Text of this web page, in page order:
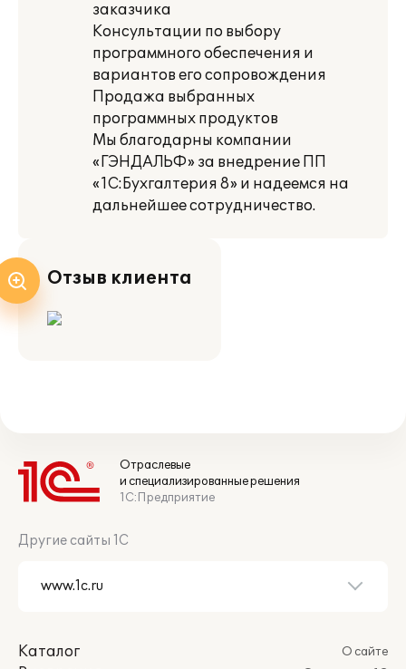
заказчика
Консультации по выбору
программного обеспечения и
вариантов его сопровождения
Продажа выбранных
программных продуктов
Мы благодарны компании
«ГЭНДАЛЬФ» за внедрение ПП
«1С:Бухгалтерия 8» и надеемся на
дальнейшее сотрудничество.
Отзыв клиента
Отраслевые
и специализированные решения
1С:Предприятие
Другие сайты 1С
Каталог
О сайте